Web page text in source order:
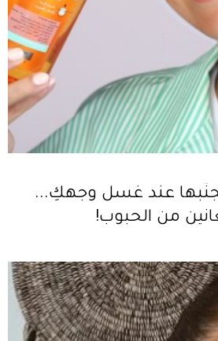
عند غسل وجهكِ...
من الحبوب!